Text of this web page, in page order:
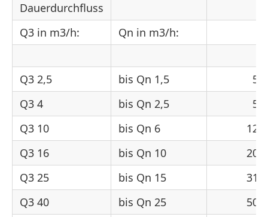
Dauerdurchfluss
Q3 in m3/h: Qn in m3/h:
Q3 2,5 bis Qn 1,5
Q3 4
bis Qn 2,5
Q3 10
bis Qn 6
Q3 16
bis Qn 10
Q3 25
bis Qn 15
Q3 40
bis Qn 25